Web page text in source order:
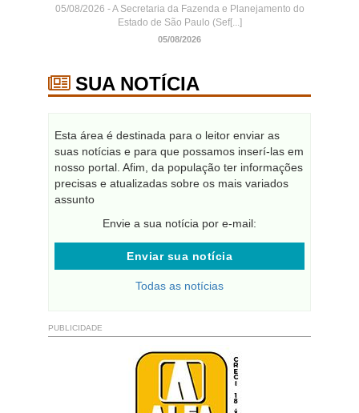
05/08/2026 - A Secretaria da Fazenda e Planejamento do
Estado de São Paulo (Sef[...]
05/08/2026
SUA NOTÍCIA
Esta área é destinada para o leitor enviar as
suas notícias e para que possamos inserí-las em
nosso portal. Afim, da população ter informações
precisas e atualizadas sobre os mais variados
assunto
Envie a sua notícia por e-mail:
Enviar sua notícia
Todas as notícias
PUBLICIDADE